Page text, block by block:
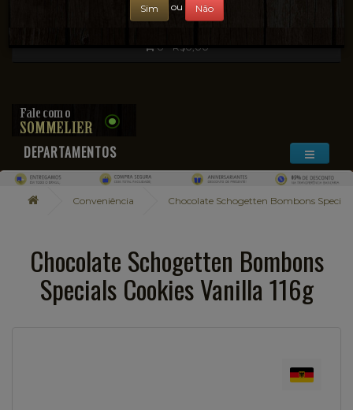
0 - R$0,00
DEPARTAMENTOS
Conveniência Chocolate Schogetten Bombons Specials
Chocolate Schogetten Bombons
Specials Cookies Vanilla 116g
Sim ou Não